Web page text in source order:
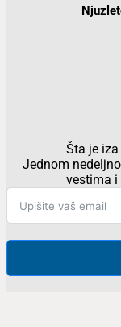
Šta je
Jednom
vestima i